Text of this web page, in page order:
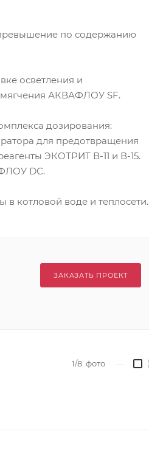
по содержанию
осветления и
АКВАФЛОУ SF.
дозирования:
для предотвращения
ЭКОТРИТ В-11 и В-15.
DС.
в котловой воде и теплосети.
ЗАКАЗАТЬ ПРОЕКТ
1/8 фото